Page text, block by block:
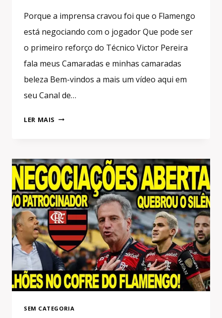
Porque a imprensa cravou foi que o Flamengo
está negociando com o jogador Que pode ser
o primeiro reforço do Técnico Victor Pereira
fala meus Camaradas e minhas camaradas
beleza Bem-vindos a mais um vídeo aqui em
seu Canal de…
LER MAIS FLAMENGO
EM
FINAL
DE
CONTRATO!
NEGOCIAÇÃO
DO
MENGÃO
COM
LATERAL!
7
REFORÇOS!
SEM CATEGORIA